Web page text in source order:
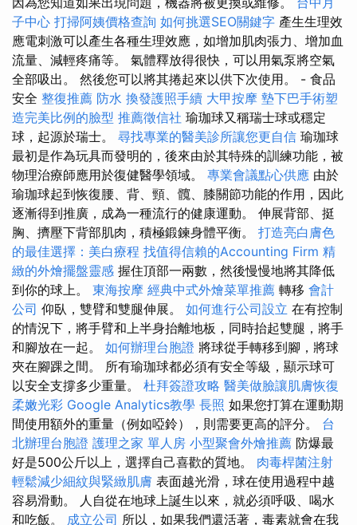
子中心 打掃阿姨價格查詢 如何挑選SEO關鍵字 產生生理效
應電刺激可以產生各種生理效應，如增加肌肉張力、增加血
流量、減輕疼痛等。 氣體釋放得很快，可以用氣泵將空氣
全部吸出。 然後您可以將其捲起來以供下次使用。 - 食品
安全 整復推薦 防水 換發護照手續 大甲按摩 墊下巴手術塑
造完美比例的臉型 推薦徵信社 瑜珈球又稱瑞士球或穩定
球，起源於瑞士。 尋找專業的醫美診所讓您更自信 瑜珈球
最初是作為玩具而發明的，後來由於其特殊的訓練功能，被
物理治療師應用於復健醫學領域。 專業會議點心供應 由於
瑜珈球起到恢復腰、背、頸、髖、膝關節功能的作用，因此
逐漸得到推廣，成為一種流行的健康運動。 伸展背部、挺
胸、擠壓下背部肌肉，積極鍛鍊身體平衡。 打造亮白膚色
的最佳選擇：美白療程 找值得信賴的Accounting Firm 精
緻的外燴擺盤靈感 握住頂部一兩數，然後慢慢地將其降低
到你的球上。 東海按摩 經典中式外燴菜單推薦 轉移 會計
公司 仰臥，雙臂和雙腿伸展。 如何進行公司設立 在有控制
的情況下，將手臂和上半身抬離地板，同時抬起雙腿，將手
和腳放在一起。 如何辦理台胞證 將球從手轉移到腳，將球
夾在腳踝之間。 所有瑜珈球都必須有安全等級，顯示球可
以安全支撐多少重量。 杜拜簽證攻略 醫美做臉讓肌膚恢復
柔嫩光彩 Google Analytics教學 長照 如果您打算在運動期
間使用額外的重量（例如啞鈴），則需要更高的評分。 台
北辦理台胞證 護理之家 單人房 小型聚會外燴推薦 防爆最
好是500公斤以上，選擇自己喜歡的質地。 肉毒桿菌注射
輕鬆減少細紋與緊緻肌膚 表面越光滑，球在使用過程中越
容易滑動。 人自從在地球上誕生以來，就必須呼吸、喝水
和吃飯。 成立公司 所以，如果我們還活著，毒素就會在我